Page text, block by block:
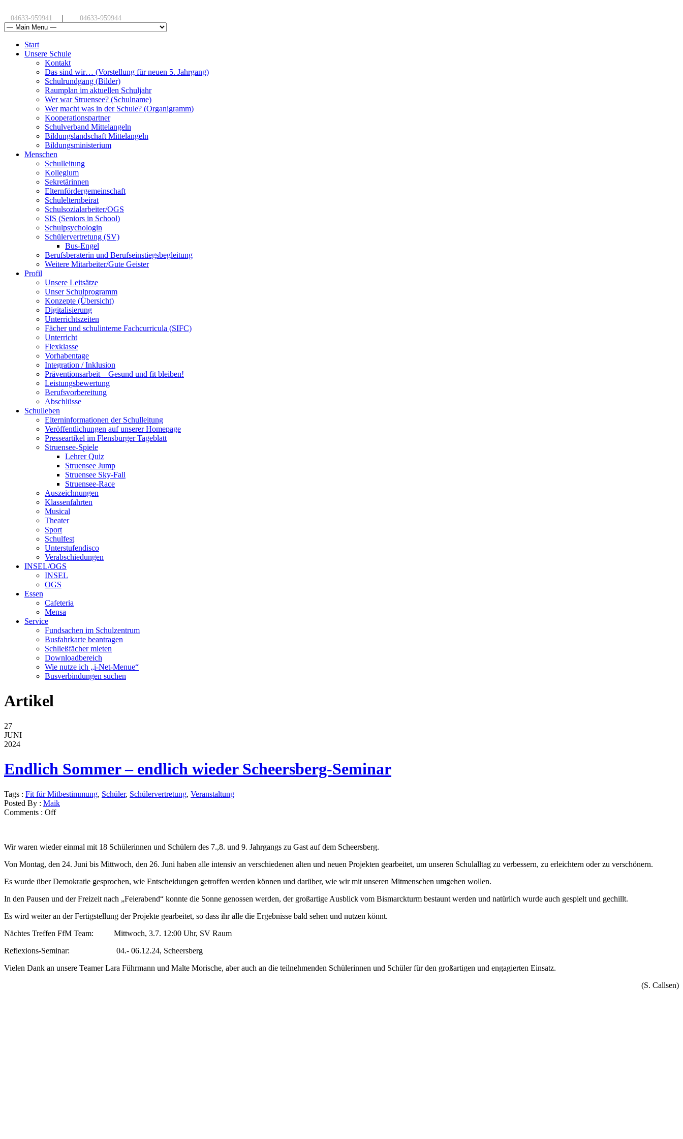
04633-959941 | 04633-959944
Start
Unsere Schule
Kontakt
Das sind wir… (Vorstellung für neuen 5. Jahrgang)
Schulrundgang (Bilder)
Raumplan im aktuellen Schuljahr
Wer war Struensee? (Schulname)
Wer macht was in der Schule? (Organigramm)
Kooperationspartner
Schulverband Mittelangeln
Bildungslandschaft Mittelangeln
Bildungsministerium
Menschen
Schulleitung
Kollegium
Sekretärinnen
Elternfördergemeinschaft
Schulelternbeirat
Schulsozialarbeiter/OGS
SIS (Seniors in School)
Schulpsychologin
Schülervertretung (SV)
Bus-Engel
Berufsberaterin und Berufseinstiegsbegleitung
Weitere Mitarbeiter/Gute Geister
Profil
Unsere Leitsätze
Unser Schulprogramm
Konzepte (Übersicht)
Digitalisierung
Unterrichtszeiten
Fächer und schulinterne Fachcurricula (SIFC)
Unterricht
Flexklasse
Vorhabentage
Integration / Inklusion
Präventionsarbeit – Gesund und fit bleiben!
Leistungsbewertung
Berufsvorbereitung
Abschlüsse
Schulleben
Elterninformationen der Schulleitung
Veröffentlichungen auf unserer Homepage
Presseartikel im Flensburger Tageblatt
Struensee-Spiele
Lehrer Quiz
Struensee Jump
Struensee Sky-Fall
Struensee-Race
Auszeichnungen
Klassenfahrten
Musical
Theater
Sport
Schulfest
Unterstufendisco
Verabschiedungen
INSEL/OGS
INSEL
OGS
Essen
Cafeteria
Mensa
Service
Fundsachen im Schulzentrum
Busfahrkarte beantragen
Schließfächer mieten
Downloadbereich
Wie nutze ich „i-Net-Menue“
Busverbindungen suchen
Artikel
27
JUNI
2024
Endlich Sommer – endlich wieder Scheersberg-Seminar
Tags : Fit für Mitbestimmung, Schüler, Schülervertretung, Veranstaltung
Posted By : Maik
Comments : Off
Wir waren wieder einmal mit 18 Schülerinnen und Schülern des 7.,8. und 9. Jahrgangs zu Gast auf dem Scheersberg.
Von Montag, den 24. Juni bis Mittwoch, den 26. Juni haben alle intensiv an verschiedenen alten und neuen Projekten gearbeitet, um unseren Schulalltag zu verbessern, zu erleichtern oder zu verschönern.
Es wurde über Demokratie gesprochen, wie Entscheidungen getroffen werden können und darüber, wie wir mit unseren Mitmenschen umgehen wollen.
In den Pausen und der Freizeit nach „Feierabend“ konnte die Sonne genossen werden, der großartige Ausblick vom Bismarckturm bestaunt werden und natürlich wurde auch gespielt und gechillt.
Es wird weiter an der Fertigstellung der Projekte gearbeitet, so dass ihr alle die Ergebnisse bald sehen und nutzen könnt.
Nächtes Treffen FfM Team: Mittwoch, 3.7. 12:00 Uhr, SV Raum
Reflexions-Seminar: 04.- 06.12.24, Scheersberg
Vielen Dank an unsere Teamer Lara Führmann und Malte Morische, aber auch an die teilnehmenden Schülerinnen und Schüler für den großartigen und engagierten Einsatz.
(S. Callsen)